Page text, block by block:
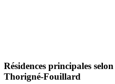
Résidences principales
Thorigné-Fouillard